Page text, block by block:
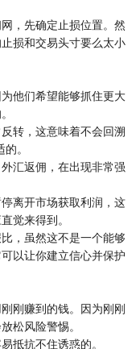
，先确定止损位置。然
损和交易头寸要么太小
他们希望能够抓住更大
转，这意味着不会回溯
。
汇返佣，在出现非常强
离开市场获取利润，这
觉来得到。
，虽然这不是一个能够
以让你建立信心并保护
刚赚到的钱。因为刚刚
松风险警惕。
抗不住诱惑的。